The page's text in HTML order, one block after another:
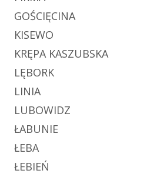
GOŚCIĘCINA
KISEWO
KRĘPA KASZUBSKA
LĘBORK
LINIA
LUBOWIDZ
ŁABUNIE
ŁEBA
ŁEBIEŃ